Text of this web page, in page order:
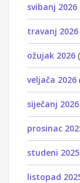
svibanj 2026
travanj 2026
ožujak 2026
veljača 2026
siječanj 2026
prosinac
studeni 2025
listopad